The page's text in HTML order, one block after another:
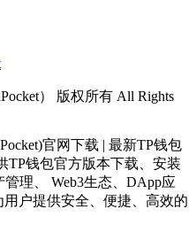
） 版权所有 All Rights
官网下载 | 最新TP钱包
TP钱包官方版本下载、安装
理、 Web3生态、DApp应
户提供安全、便捷、高效的